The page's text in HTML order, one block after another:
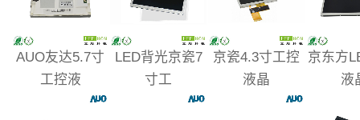
AUO友达5.7寸
工控液
LED背光京瓷7
寸工
京瓷4.3寸工控
液晶
京东方
液